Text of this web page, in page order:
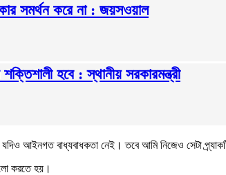
সমর্থন করে না : জয়সওয়াল
হবে : স্থানীয় সরকারমন্ত্রী
আইনগত বাধ্যবাধকতা নেই। তবে আমি নিজেও সেটা
করতে হয়।